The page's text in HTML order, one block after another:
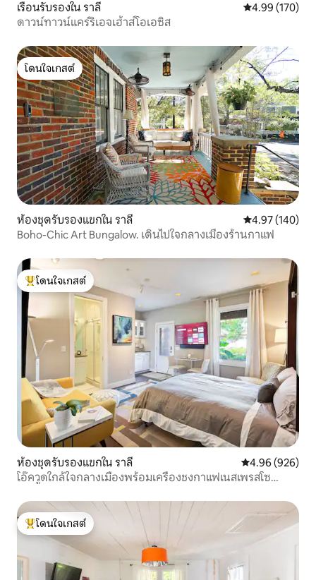
เรือนรับรองใน ราลี คะแนนเฉลี่ย
4.99 (170)
ดาวน์ทาวน์แคร์ริเอจเฮ้าส์โอเอซิส
โดนใจเกสต์
โดนใจเกสต์
ห้องชุดรับรองแขกใน ราลี คะแนนเฉลี่ย
4.97 (140)
Boho-Chic Art Bungalow. เดินไปใจกลางเมืองร้านกาแฟ
โดนใจเกสต์ที่สุด
โดนใจเกสต์
ห้องชุดรับรองแขกใน ราลี คะแนนเฉลี่ย
4.96 (926)
โอ๊ควูดใกล้ใจกลางเมืองพร้อมเครื่องชงกาแฟเนสเพรสโซ
โดนใจเกสต์ที่สุด
โดนใจเกสต์